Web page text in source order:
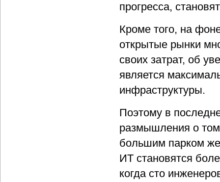
прогресса,
Кроме того, на
открытые рынки
своих затрат, об
является
инфраструктуры.
Поэтому в
размышления о
большим парком
ИТ становятся
когда сто